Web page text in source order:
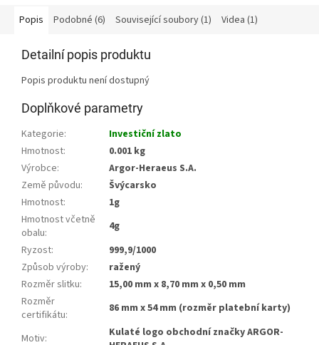
Popis Podobné (6) Související soubory (1) Videa (1)
Detailní popis produktu
Popis produktu není dostupný
Doplňkové parametry
Kategorie:
Investiční zlato
Hmotnost:
0.001 kg
Výrobce:
Argor-Heraeus S.A.
Země původu:
Švýcarsko
Hmotnost:
1g
Hmotnost včetně
obalu:
4g
Ryzost:
999,9/1000
Způsob výroby:
ražený
Rozměr slitku:
15,00 mm x 8,70 mm x 0,50 mm
Rozměr
certifikátu: 86 mm x 54 mm (rozměr platební karty)
Motiv:
Kulaté logo obchodní značky ARGOR-